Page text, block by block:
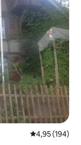
Évaluation
4,95 (194)